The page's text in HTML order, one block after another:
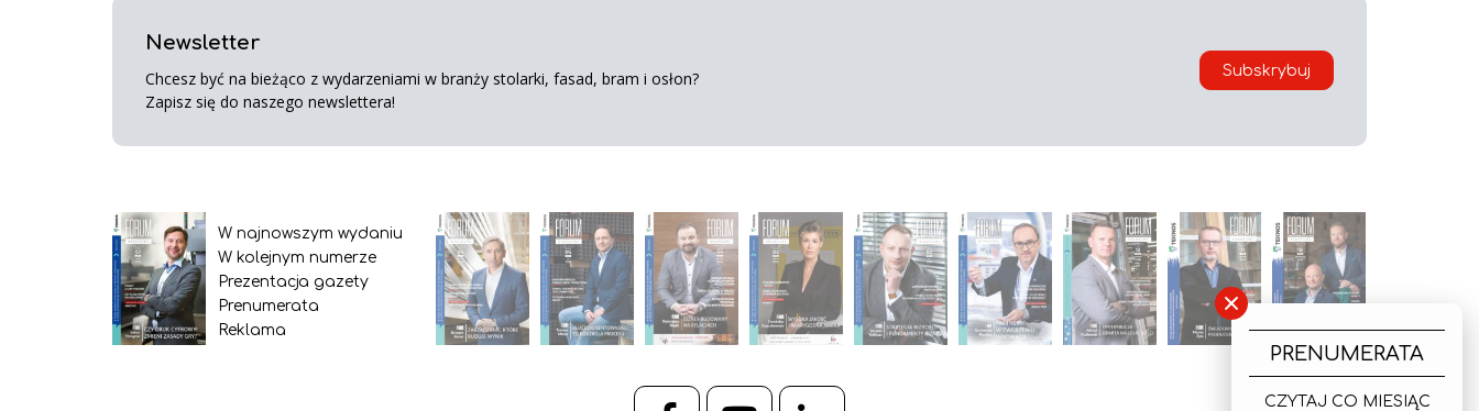
Newsletter
Chcesz być na bieżąco z wydarzeniami w branży stolarki, fasad, bram i osłon?
Zapisz się do naszego newslettera!
Subskrybuj
W najnowszym wydaniu
W kolejnym numerze
Prezentacja gazety
Prenumerata
Reklama
×
PRENUMERATA
CZYTAJ CO MIESIĄC